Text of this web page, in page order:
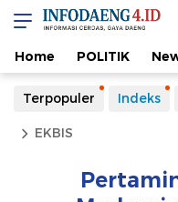
Home POLITIK
Terpopuler Indeks
EKBIS